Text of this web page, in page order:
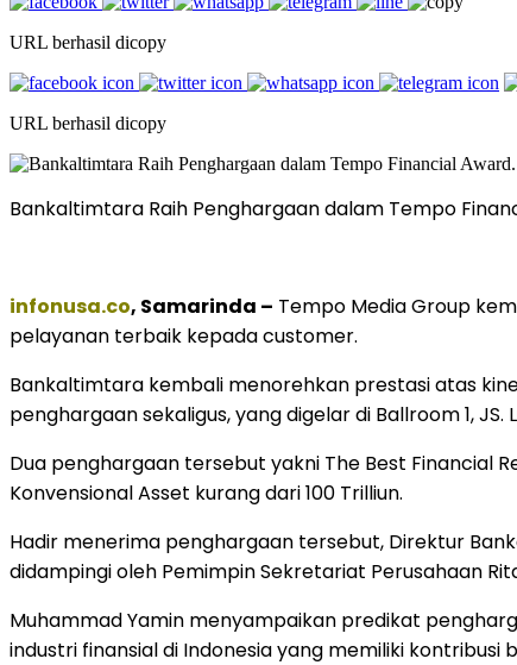
URL berhasil dicopy
URL berhasil dicopy
Bankaltimtara Raih Penghargaan dalam Tempo
infonusa.co, Samarinda – Tempo Media Group
pelayanan terbaik kepada customer.
Bankaltimtara kembali menorehkan prestasi atas
penghargaan sekaligus, yang digelar di Ballroom 1, JS.
Dua penghargaan tersebut yakni The Best Financial
Konvensional Asset kurang dari 100 Trilliun.
Hadir menerima penghargaan tersebut, Direktur
didampingi oleh Pemimpin Sekretariat Perusahaan
Muhammad Yamin menyampaikan predikat
industri finansial di Indonesia yang memiliki